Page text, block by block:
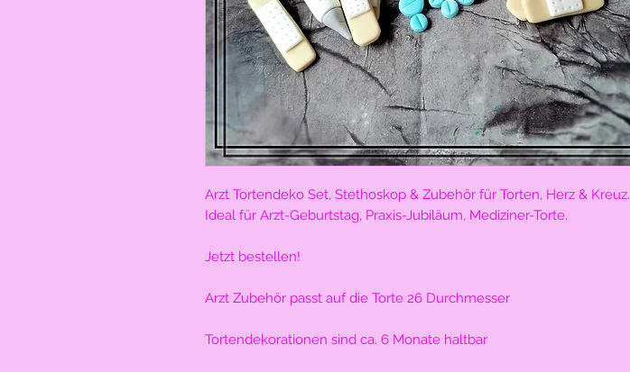
Arzt Tortendeko Set, Stethoskop & Zubehör für Torten, Herz & Kreuz.
Ideal für Arzt-Geburtstag, Praxis-Jubiläum, Mediziner-Torte.
Jetzt bestellen!
Arzt Zubehör passt auf die Torte 26 Durchmesser
Tortendekorationen sind ca. 6 Monate haltbar